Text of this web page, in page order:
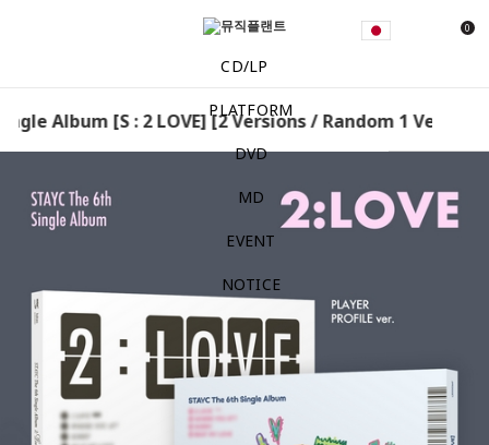
0
CD/LP
PLATFORM
DVD
MD
EVENT
NOTICE
Album [S : 2 LOVE] [2 Versions / Random 1